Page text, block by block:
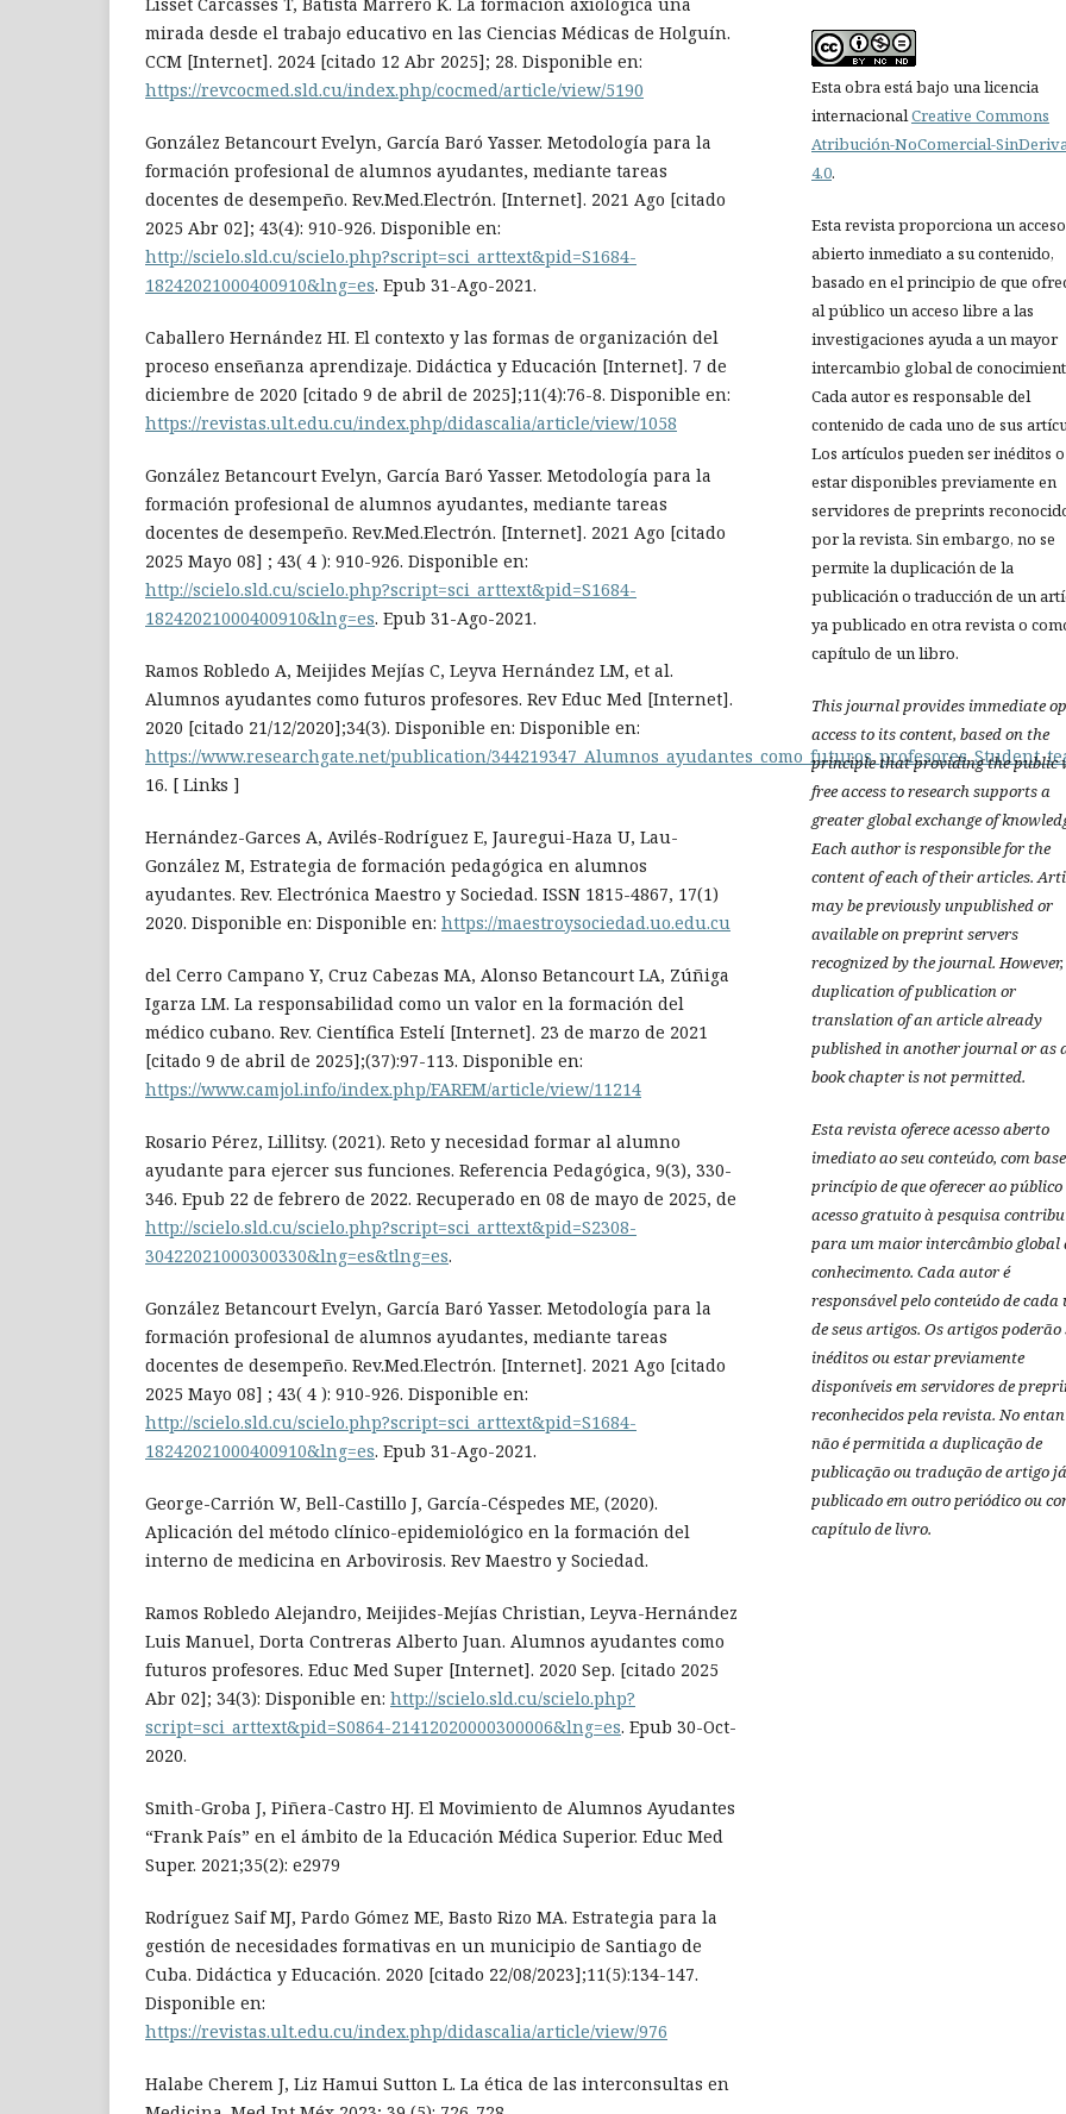
mirada desde el trabajo educativo en las Ciencias Médicas de Holguín.
CCM [Internet]. 2024 [citado 12 Abr 2025]; 28. Disponible en:
https://revcocmed.sld.cu/index.php/cocmed/article/view/5190
González Betancourt Evelyn, García Baró Yasser. Metodología para la
formación profesional de alumnos ayudantes, mediante tareas
docentes de desempeño. Rev.Med.Electrón. [Internet]. 2021 Ago [citado
2025 Abr 02]; 43(4): 910-926. Disponible en:
http://scielo.sld.cu/scielo.php?script=sci_arttext&pid=S1684-
18242021000400910&lng=es. Epub 31-Ago-2021.
Caballero Hernández HI. El contexto y las formas de organización del
proceso enseñanza aprendizaje. Didáctica y Educación [Internet]. 7 de
diciembre de 2020 [citado 9 de abril de 2025];11(4):76-8. Disponible en:
https://revistas.ult.edu.cu/index.php/didascalia/article/view/1058
González Betancourt Evelyn, García Baró Yasser. Metodología para la
formación profesional de alumnos ayudantes, mediante tareas
docentes de desempeño. Rev.Med.Electrón. [Internet]. 2021 Ago [citado
2025 Mayo 08] ; 43( 4 ): 910-926. Disponible en:
http://scielo.sld.cu/scielo.php?script=sci_arttext&pid=S1684-
18242021000400910&lng=es. Epub 31-Ago-2021.
Ramos Robledo A, Meijides Mejías C, Leyva Hernández LM, et al.
Alumnos ayudantes como futuros profesores. Rev Educ Med [Internet].
2020 [citado 21/12/2020];34(3). Disponible en: Disponible en:
https://www.researchgate.net/publication/
16. [ Links ]
Hernández-Garces A, Avilés-Rodríguez E, Jauregui-Haza U, Lau-
González M, Estrategia de formación pedagógica en alumnos
ayudantes. Rev. Electrónica Maestro y Sociedad. ISSN 1815-4867, 17(1)
2020. Disponible en: Disponible en: https://maestroysociedad.uo.edu.cu
del Cerro Campano Y, Cruz Cabezas MA, Alonso Betancourt LA, Zúñiga
Igarza LM. La responsabilidad como un valor en la formación del
médico cubano. Rev. Científica Estelí [Internet]. 23 de marzo de 2021
[citado 9 de abril de 2025];(37):97-113. Disponible en:
https://www.camjol.info/index.php/FAREM/article/view/11214
Rosario Pérez, Lillitsy. (2021). Reto y necesidad formar al alumno
ayudante para ejercer sus funciones. Referencia Pedagógica, 9(3), 330-
346. Epub 22 de febrero de 2022. Recuperado en 08 de mayo de 2025, de
http://scielo.sld.cu/scielo.php?script=sci_arttext&pid=S2308-
30422021000300330&lng=es&tlng=es.
González Betancourt Evelyn, García Baró Yasser. Metodología para la
formación profesional de alumnos ayudantes, mediante tareas
docentes de desempeño. Rev.Med.Electrón. [Internet]. 2021 Ago [citado
2025 Mayo 08] ; 43( 4 ): 910-926. Disponible en:
http://scielo.sld.cu/scielo.php?script=sci_arttext&pid=S1684-
18242021000400910&lng=es. Epub 31-Ago-2021.
George-Carrión W, Bell-Castillo J, García-Céspedes ME, (2020).
Aplicación del método clínico-epidemiológico en la formación del
interno de medicina en Arbovirosis. Rev Maestro y Sociedad.
Ramos Robledo Alejandro, Meijides-Mejías Christian, Leyva-Hernández
Luis Manuel, Dorta Contreras Alberto Juan. Alumnos ayudantes como
futuros profesores. Educ Med Super [Internet]. 2020 Sep. [citado 2025
Abr 02]; 34(3): Disponible en: http://scielo.sld.cu/scielo.php?
script=sci_arttext&pid=S0864-21412020000300006&lng=es. Epub 30-Oct-
2020.
Smith-Groba J, Piñera-Castro HJ. El Movimiento de Alumnos Ayudantes
“Frank País” en el ámbito de la Educación Médica Superior. Educ Med
Super. 2021;35(2): e2979
Rodríguez Saif MJ, Pardo Gómez ME, Basto Rizo MA. Estrategia para la
gestión de necesidades formativas en un municipio de Santiago de
Cuba. Didáctica y Educación. 2020 [citado 22/08/2023];11(5):134-147.
Disponible en:
https://revistas.ult.edu.cu/index.php/didascalia/article/view/976
Halabe Cherem J, Liz Hamui Sutton L. La ética de las interconsultas en
Esta obra está bajo una licencia
internacionalCreative Commons
Atribución-NoComercial-
4.0.
Esta revista proporciona un acceso
abierto inmediato a su contenido,
basado en el principio de que
al público un acceso libre a las
investigaciones ayuda a un mayor
intercambio global de
Cada autor es responsable del
contenido de cada uno de sus
Los artículos pueden ser inéditos o
estar disponibles previamente en
servidores de preprints
por la revista. Sin embargo, no se
permite la duplicación de la
publicación o traducción de un
ya publicado en otra revista o
capítulo de un libro.
This journal provides immediate
access to its content, based on the
principle that providing the public
free access to research supports a
greater global exchange of
Each author is responsible for the
content of each of their articles.
may be previously unpublished or
available on preprint servers
recognized by the journal. However,
duplication of publication or
translation of an article already
published in another journal or as
book chapter is not permitted.
Esta revista oferece acesso aberto
imediato ao seu conteúdo, com
princípio de que oferecer ao público
acesso gratuito à pesquisa
para um maior intercâmbio global
conhecimento. Cada autor é
responsável pelo conteúdo de cada
de seus artigos. Os artigos poderão
inéditos ou estar previamente
disponíveis em servidores de
reconhecidos pela revista. No
não é permitida a duplicação de
publicação ou tradução de artigo já
publicado em outro periódico ou
capítulo de livro.